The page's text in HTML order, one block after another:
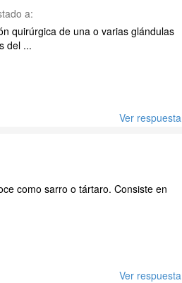
a:
quirúrgica de una o varias glándulas
del ...
Ver respuesta
como sarro o tártaro. Consiste en
Ver respuesta